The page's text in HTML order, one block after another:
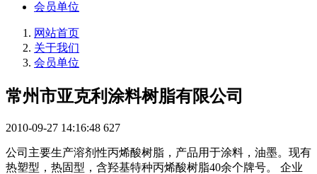
会员单位
网站首页
关于我们
会员单位
常州市亚克利涂料树脂有限公司
2010-09-27 14:16:48 627
公司主要生产溶剂性丙烯酸树脂，产品用于涂料，油墨。现有
热塑型，热固型，含羟基特种丙烯酸树脂40余个牌号。 企业